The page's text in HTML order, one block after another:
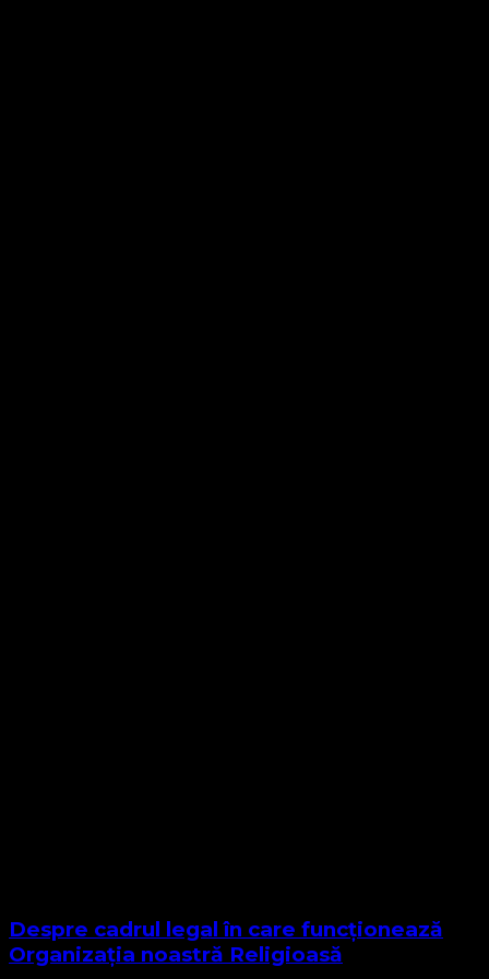
Despre cadrul legal în care funcționează
Organizația noastră Religioasă